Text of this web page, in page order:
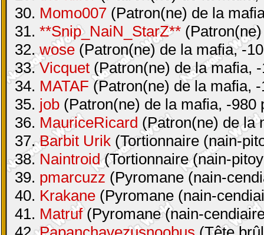
30. Momo007 (Patron(ne) de la
31. **Snip_NaiN_StarZ**
32.wose (Patron(ne) de la mafia, -
33.Vicquet (Patron(ne) de la mafia,
34. MATAF (Patron(ne) de la mafia,
35. job (Patron(ne) de la mafia, -980
36. MauriceRicard (Patron(ne) de la
37.Barbit Urik (Tortionnaire (nain-
38. Naintroid(Tortionnaire (nain-
39. pmarcuzz (Pyromane (nain-
40. Krakane (Pyromane (nain-
41. Matruf(Pyromane (nain-